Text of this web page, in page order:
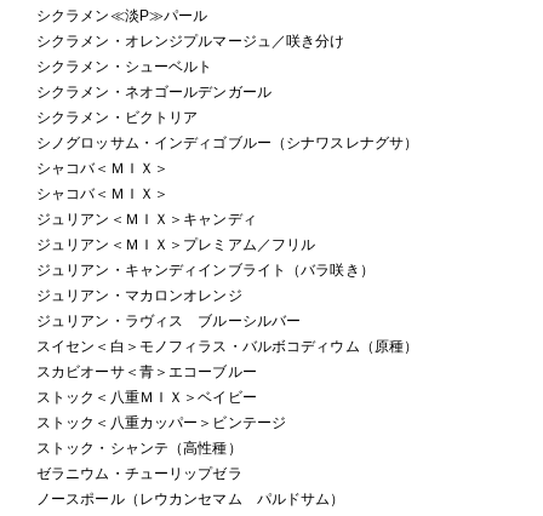
シクラメン≪淡P≫パール
シクラメン・オレンジプルマージュ／咲き分け
シクラメン・シューベルト
シクラメン・ネオゴールデンガール
シクラメン・ビクトリア
シノグロッサム・インディゴブルー（シナワスレナグサ）
シャコバ＜ＭＩＸ＞
シャコバ＜ＭＩＸ＞
ジュリアン＜ＭＩＸ＞キャンディ
ジュリアン＜ＭＩＸ＞プレミアム／フリル
ジュリアン・キャンディインブライト（バラ咲き）
ジュリアン・マカロンオレンジ
ジュリアン・ラヴィス ブルーシルバー
スイセン＜白＞モノフィラス・バルボコディウム（原種）
スカビオーサ＜青＞エコーブルー
ストック＜八重ＭＩＸ＞ベイビー
ストック＜八重カッパー＞ビンテージ
ストック・シャンテ（高性種）
ゼラニウム・チューリップゼラ
ノースポール（レウカンセマム パルドサム）